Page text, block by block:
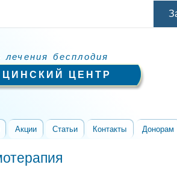
бесплодия
ЦЕНТР
Акции Статьи Контакты Донорам